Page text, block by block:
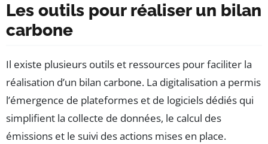
Les outils pour réaliser un bilan
carbone
Il existe plusieurs outils et ressources pour faciliter la
réalisation d’un bilan carbone. La digitalisation a permis
l’émergence de plateformes et de logiciels dédiés qui
simplifient la collecte de données, le calcul des
émissions et le suivi des actions mises en place.